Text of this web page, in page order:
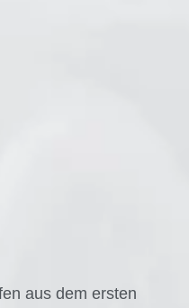
aus dem ersten